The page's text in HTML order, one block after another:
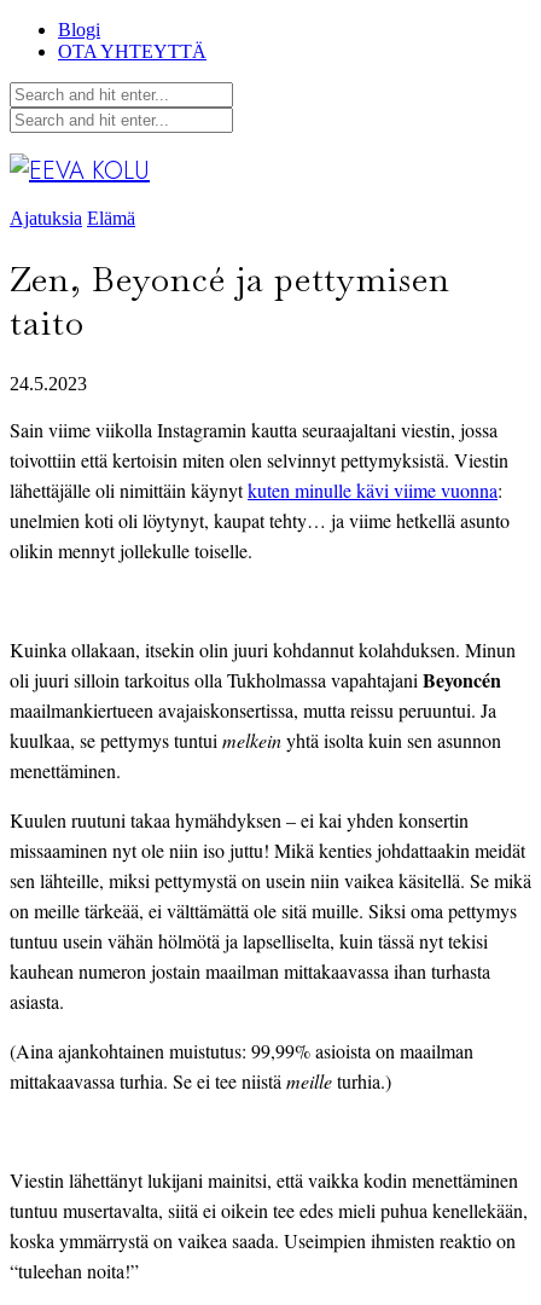
Blogi
OTA YHTEYTTÄ
Ajatuksia Elämä
Zen, Beyoncé ja pettymisen
taito
24.5.2023
Sain viime viikolla Instagramin kautta seuraajaltani viestin, jossa
toivottiin että kertoisin miten olen selvinnyt pettymyksistä. Viestin
lähettäjälle oli nimittäin käynytkuten minulle kävi viime vuonna:
unelmien koti oli löytynyt, kaupat tehty… ja viime hetkellä asunto
olikin mennyt jollekulle toiselle.
Kuinka ollakaan, itsekin olin juuri kohdannut kolahduksen. Minun
oli juuri silloin tarkoitus olla Tukholmassa vapahtajani Beyoncén
maailmankiertueen avajaiskonsertissa, mutta reissu peruuntui. Ja
kuulkaa, se pettymys tuntui melkeinyhtä isolta kuin sen asunnon
menettäminen.
Kuulen ruutuni takaa hymähdyksen – ei kai yhden konsertin
missaaminen nyt ole niin iso juttu! Mikä kenties johdattaakin meidät
sen lähteille, miksi pettymystä on usein niin vaikea käsitellä. Se mikä
on meille tärkeää, ei välttämättä ole sitä muille. Siksi oma pettymys
tuntuu usein vähän hölmötä ja lapselliselta, kuin tässä nyt tekisi
kauhean numeron jostain maailman mittakaavassa ihan turhasta
asiasta.
(Aina ajankohtainen muistutus: 99,99% asioista on maailman
mittakaavassa turhia. Se ei tee niistä meilleturhia.)
Viestin lähettänyt lukijani mainitsi, että vaikka kodin menettäminen
tuntuu musertavalta, siitä ei oikein tee edes mieli puhua kenellekään,
koska ymmärrystä on vaikea saada. Useimpien ihmisten reaktio on
“tuleehan noita!”